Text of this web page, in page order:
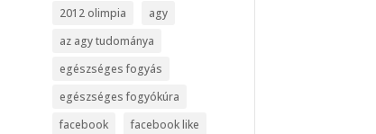
2012 olimpia
agy
az agy tudománya
egészséges fogyás
egészséges fogyókúra
facebook
facebook like